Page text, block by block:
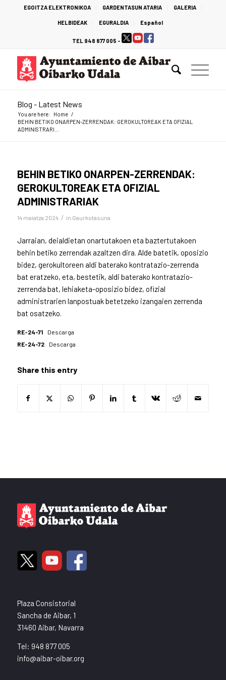
EGOITZA ELEKTRONIKOA GARDENTASUN ATARIA GALERIA
HELBIDEAK EGURALDIA Español
TEL 948 877 005 -
Blog - Latest News
You are here: Home /
BEHIN BETIKO ONARPEN-ZERRENDAK: GEROKULTOREAK ETA OFIZIAL
ADMINISTRARI...
BEHIN BETIKO ONARPEN-ZERRENDAK:
GEROKULTOREAK ETA OFIZIAL
ADMINISTRARIAK
14 maiatza 2024 / in Gaurkotasuna
Jarraian, deialdietan onartutakoen eta baztertutakoen
behin betiko zerrendak azaltzen dira. Alde batetik, oposizio
bidez, gerokultoreen aldi baterako kontratazio-zerrenda
bat eratzeko, eta, bestetik, aldi baterako kontratazio-
zerrenda bat, lehiaketa-oposizio bidez, ofizial
administrarien lanpostuak betetzeko izangaien zerrenda
bat osatzeko.
RE-24-71
Descarga
RE-24-72
Descarga
Share this entry
Plaza Consistorial
Sancha de Aibar, 1
31460 Aibar, Navarra
Tel: 948 877 005
info@aibar-oibar.org